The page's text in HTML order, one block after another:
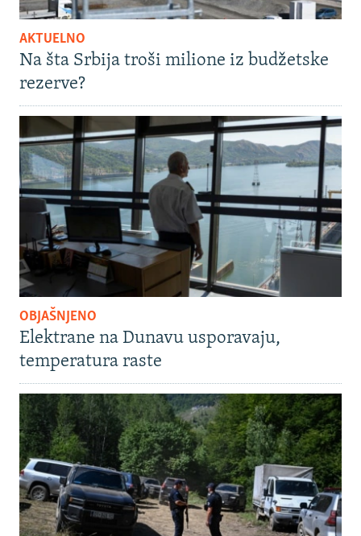
AKTUELNO
Na šta Srbija troši milione iz budžetske
rezerve?
OBJAŠNJENO
Elektrane na Dunavu usporavaju,
temperatura raste